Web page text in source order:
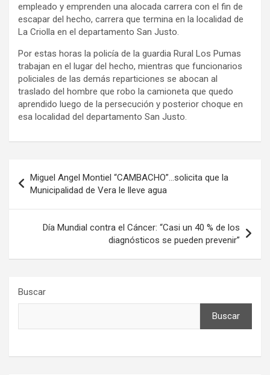
empleado y emprenden una alocada carrera con el fin de
escapar del hecho, carrera que termina en la localidad de
La Criolla en el departamento San Justo.
Por estas horas la policía de la guardia Rural Los Pumas
trabajan en el lugar del hecho, mientras que funcionarios
policiales de las demás reparticiones se abocan al
traslado del hombre que robo la camioneta que quedo
aprendido luego de la persecución y posterior choque en
esa localidad del departamento San Justo.
de
entradas
Miguel Angel Montiel “CAMBACHO”…solicita que la
Municipalidad de Vera le lleve agua
Día Mundial contra el Cáncer: “Casi un 40 % de los
diagnósticos se pueden prevenir”
Buscar
Buscar